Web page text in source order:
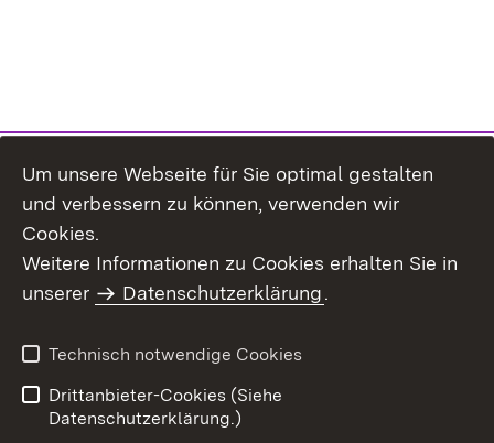
Um unsere Webseite für Sie optimal gestalten
und verbessern zu können, verwenden wir
Cookies.
Weitere Informationen zu Cookies erhalten Sie in
unserer
Datenschutzerklärung.
Technisch notwendige Cookies
Drittanbieter-Cookies (Siehe
Datenschutzerklärung.)